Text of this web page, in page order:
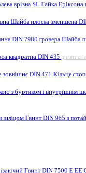
врізна SL Гайка Еріксона
Шайба плоска зменшена
DIN 7980 гровера Шайба
квадратна DIN 435 дивитись
зовнішнє DIN 471 Кільце
з буртиком і внутрішнім
шліцомГвинт DIN 965 з
Гвинт DIN 7500 E EE